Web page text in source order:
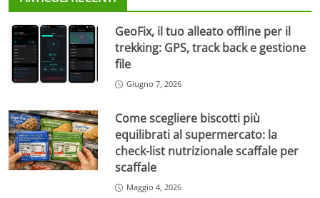
GeoFix, il tuo alleato offline per il
trekking: GPS, track back e gestione
file
Giugno 7, 2026
Come scegliere biscotti più
equilibrati al supermercato: la
check-list nutrizionale scaffale per
scaffale
Maggio 4, 2026